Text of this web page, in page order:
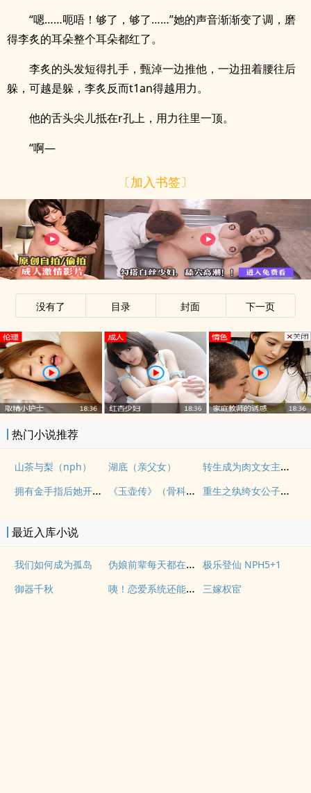
“嗯……呃唔！够了，够了……”她的声音渐渐变了调，磨
得李炙的耳朵整个耳朵都红了。
李炙的头发短得扎手，甄淖一边推他，一边扭着腰往后
躲，可越是躲，李炙反而t1an得越用力。
他的舌头尖儿抵在r孔上，用力往里一顶。
“啊—
〔加入书签〕
没有了 目录 封面 下一页
热门小说推荐
山茶与梨（nph） 湖底（亲父女）
转生成为肉文女主的女儿后（星际nph）
拥有金手指后她开始为所欲为（nph）
《玉壶传》（骨科）（兄妹）（np） 重生之纨绔女公子（NPH）
最近入库小说
我们如何成为孤岛 伪娘前辈每天都在调教我
极乐登仙 NPH5+1
御器千秋
咦！恋爱系统还能这么用吗 三嫁权宦